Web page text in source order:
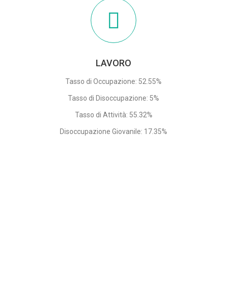
LAVORO
Tasso di Occupazione: 52.55%
Tasso di Disoccupazione: 5%
Tasso di Attività: 55.32%
Disoccupazione Giovanile: 17.35%